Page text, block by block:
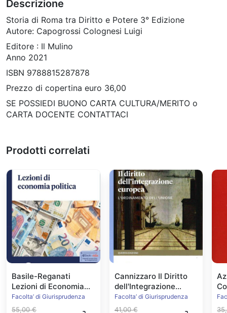
Descrizione
Storia di Roma tra Diritto e Potere 3° Edizione
Autore: Capogrossi Colognesi Luigi
Editore : Il Mulino
Anno 2021
ISBN 9788815287878
Prezzo di copertina euro 36,00
SE POSSIEDI BUONO CARTA CULTURA/MERITO o
CARTA DOCENTE CONTATTACI
Prodotti correlati
Basile-Reganati
Lezioni di Economia
Politica
Facolta’ di Giurisprudenza
55,00 €
Cannizzaro Il Diritto
dell'Integrazione
Europea Ed.2022
Facolta’ di Giurisprudenza
41,00 €